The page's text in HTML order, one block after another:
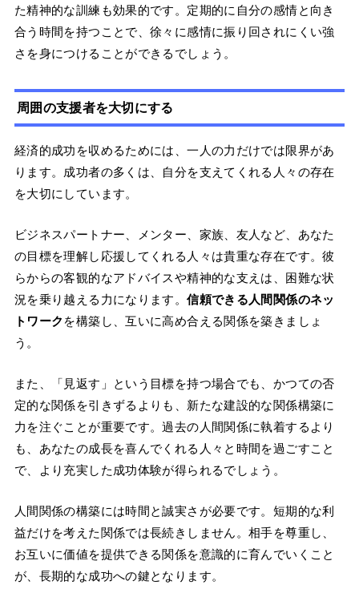
た精神的な訓練も効果的です。定期的に自分の感情と向き
合う時間を持つことで、徐々に感情に振り回されにくい強
さを身につけることができるでしょう。
周囲の支援者を大切にする
経済的成功を収めるためには、一人の力だけでは限界があ
ります。成功者の多くは、自分を支えてくれる人々の存在
を大切にしています。
ビジネスパートナー、メンター、家族、友人など、あなた
の目標を理解し応援してくれる人々は貴重な存在です。彼
らからの客観的なアドバイスや精神的な支えは、困難な状
況を乗り越える力になります。信頼できる人間関係のネッ
トワーク を構築し、互いに高め合える関係を築きましょ
う。
また、「見返す」という目標を持つ場合でも、かつての否
定的な関係を引きずるよりも、新たな建設的な関係構築に
力を注ぐことが重要です。過去の人間関係に執着するより
も、あなたの成長を喜んでくれる人々と時間を過ごすこと
で、より充実した成功体験が得られるでしょう。
人間関係の構築には時間と誠実さが必要です。短期的な利
益だけを考えた関係では長続きしません。相手を尊重し、
お互いに価値を提供できる関係を意識的に育んでいくこと
が、長期的な成功への鍵となります。